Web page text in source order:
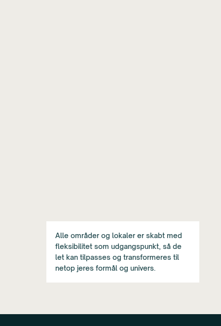
Alle områder og lokaler er skabt med
fleksibilitet som udgangspunkt, så de
let kan tilpasses og transformeres til
netop jeres formål og univers.